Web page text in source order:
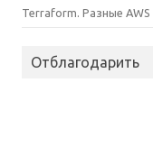
Terraform. Разные
Отблагодарить